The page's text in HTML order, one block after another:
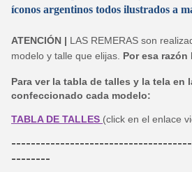
íconos argentinos todos ilustrados a
ATENCIÓN | LAS REMERAS son
modelo y talle que elijas. Por esa razón
Para ver la tabla de talles y la tela en
confeccionado cada modelo:
TABLA DE TALLES (click en el enlace
--------